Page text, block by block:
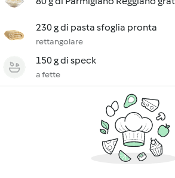
230 g di pasta sfoglia pronta
rettangolare
150 g di speck
a fette